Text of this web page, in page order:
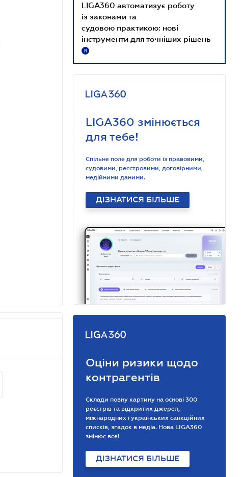
LIGA360 автоматизує роботу
із законами та
судовою практикою: нові
інструменти для точніших рішень
R
LIGA360 змінюється
для тебе!
Спільне поле для роботи із правовими,
судовими, реєстровими, договірними,
медійними даними.
ДІЗНАТИСЯ БІЛЬШЕ
Оціни ризики щодо
контрагентів
Склади повну картину на основі 300
реєстрів та відкритих джерел,
міжнародних і українських санкційних
списків, згадок в медіа. Нова LIGA360
змінює все!
ДІЗНАТИСЯ БІЛЬШЕ